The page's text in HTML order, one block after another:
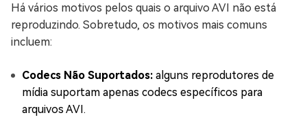
Há vários motivos pelos quais o arquivo AVI não está
reproduzindo. Sobretudo, os motivos mais comuns
incluem:
Codecs Não Suportados: alguns reprodutores de
mídia suportam apenas codecs específicos para
arquivos AVI.